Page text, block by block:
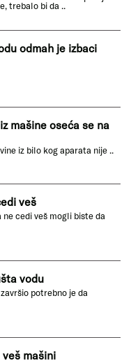
trebalo bi da ..
odmah je izbaci
mašine oseća se na
iz bilo kog aparata nije ..
veš
cedi veš mogli biste da
vodu
potrebno je da
mašini